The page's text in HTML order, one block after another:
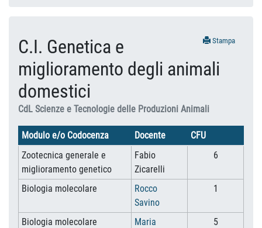
Stampa
C.I. Genetica e
miglioramento degli animali
domestici
CdL Scienze e Tecnologie delle Produzioni Animali
Modulo e/o Codocenza Docente
CFU
Zootecnica generale e
miglioramento genetico
Fabio
Zicarelli
6
Biologia molecolare
Rocco
Savino
1
Biologia molecolare
Maria
5